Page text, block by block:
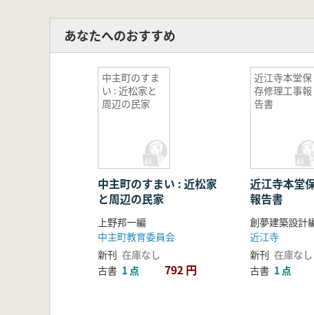
あなたへのおすすめ
中主町のすま
い : 近松家と
周辺の民家
中主町のすまい : 近松家
と周辺の民家
上野邦一編
中主町教育委員会
新刊 在庫なし
古書 1 点 792 円
近江寺本堂保
存修理工事報
告書
近江寺本堂
報告書
創夢建築設計
近江寺
新刊 在庫なし
古書 1 点